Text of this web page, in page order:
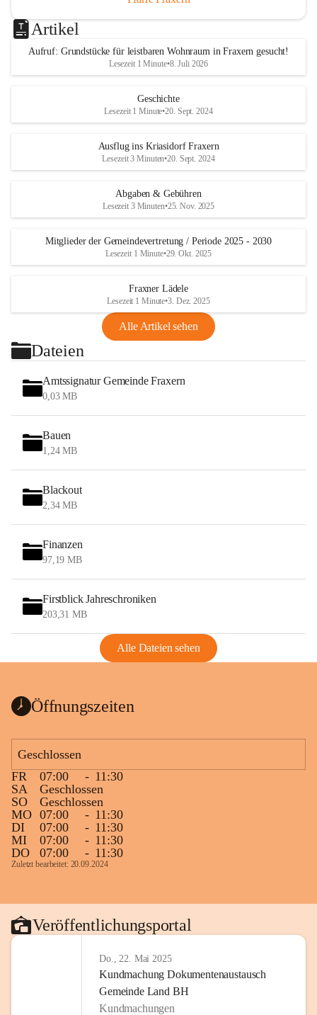
Artikel
Aufruf: Grundstücke für leistbaren Wohnraum in Fraxern gesucht!
Lesezeit 1 Minute•8. Juli 2026
Geschichte
Lesezeit 1 Minute•20. Sept. 2024
Ausflug ins Kriasidorf Fraxern
Lesezeit 3 Minuten•20. Sept. 2024
Abgaben & Gebühren
Lesezeit 3 Minuten•25. Nov. 2025
Mitglieder der Gemeindevertretung / Periode 2025 - 2030
Lesezeit 1 Minute•29. Okt. 2025
Fraxner Lädele
Lesezeit 1 Minute•3. Dez. 2025
Alle Artikel sehen
Dateien
Amtssignatur Gemeinde Fraxern
0,03 MB
Bauen
1,24 MB
Blackout
2,34 MB
Finanzen
97,19 MB
Firstblick Jahreschroniken
203,31 MB
Alle Dateien sehen
Öffnungszeiten
Geschlossen
FR
07:00 - 11:30
SA
Geschlossen
SO
Geschlossen
MO 07:00 - 11:30
DI
07:00 - 11:30
MI
07:00 - 11:30
DO
07:00 - 11:30
Zuletzt bearbeitet: 20.09.2024
Veröffentlichungsportal
Do., 22. Mai 2025
Kundmachung Dokumentenaustausch
Gemeinde Land BH
Kundmachungen